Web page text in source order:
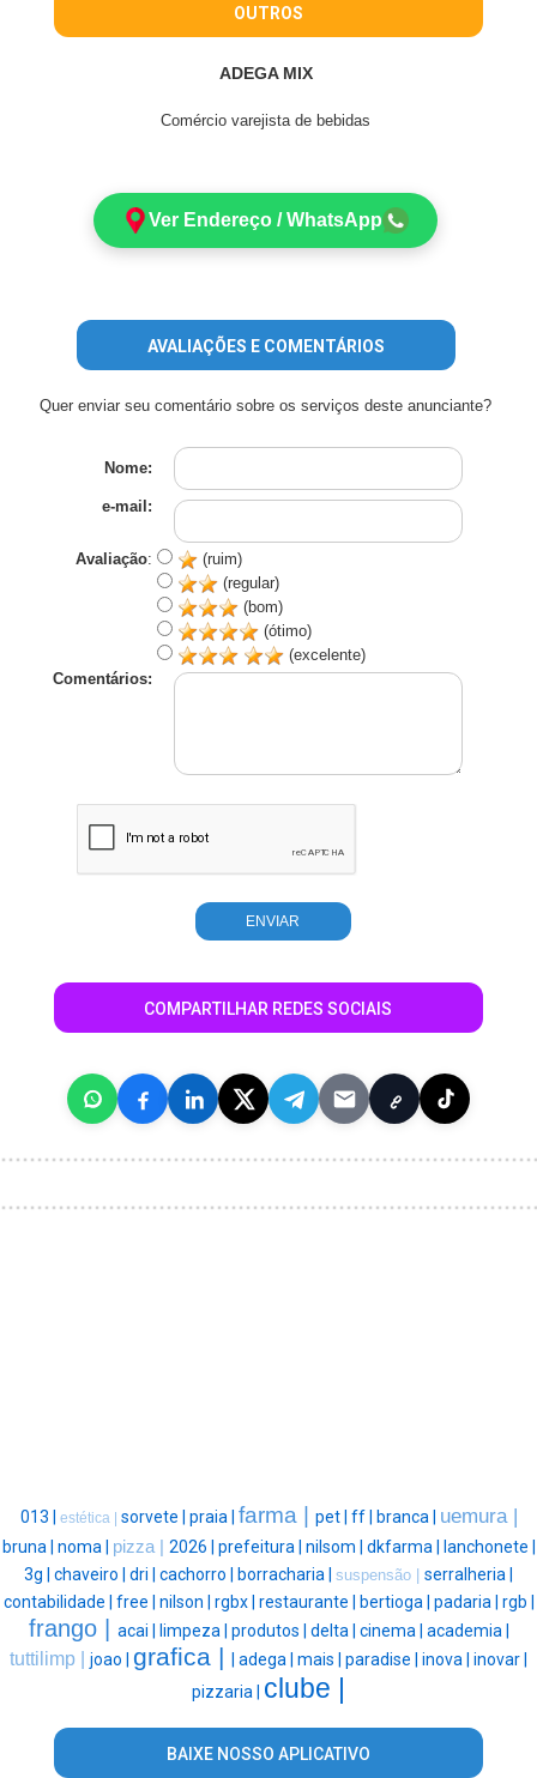
OUTROS
ADEGA MIX
Comércio varejista de bebidas
Ver Endereço / WhatsApp
AVALIAÇÕES E COMENTÁRIOS
Quer enviar seu comentário sobre os serviços deste anunciante?
Nome:
e-mail:
Avaliação:
(ruim)
(regular)
(bom)
(ótimo)
(excelente)
Comentários:
COMPARTILHAR REDES SOCIAIS
013 | estética | sorvete | praia | farma | pet | ff | branca | uemura |
bruna | noma | pizza | 2026 | prefeitura | nilsom | dkfarma |
lanchonete |
3g | chaveiro | dri | cachorro | borracharia | suspensão | serralheria |
contabilidade | free | nilson | rgbx | restaurante | bertioga | padaria | rgb |
frango | acai | limpeza | produtos | delta | cinema | academia |
tuttilimp | joao | grafica | adega | mais | paradise | inova | inovar |
pizzaria | clube |
BAIXE NOSSO APLICATIVO